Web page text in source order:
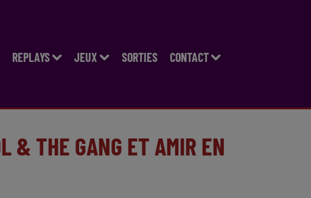
REPLAYS JEUX SORTIES CONTACT
& THE GANG ET AMIR EN